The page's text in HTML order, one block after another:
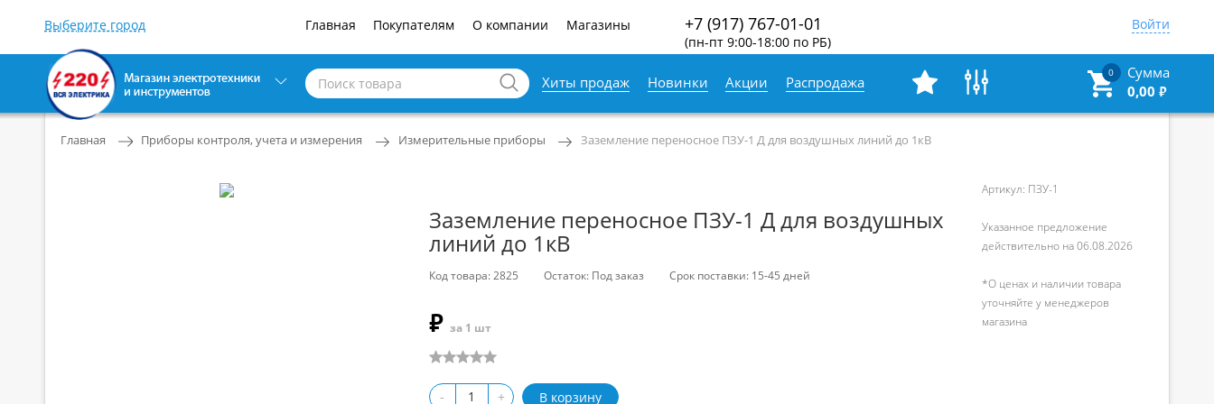
Главная Покупателям О компании Магазины +7 (917) 767-01-01
(пн-пт 9:00-18:00 по РБ)
Войти
Хиты продаж Новинки Акции Распродажа
Сумма
0
0,00 ₽
Главная Приборы контроля, учета и измерения Измерительные приборы Заземление переносное ПЗУ-1 Д для воздушных линий до 1кВ
Заземление переносное ПЗУ-1 Д для воздушных
линий до 1кВ
Код товара: 2825 Остаток: Под заказ Срок поставки: 15-45 дней
₽ за 1 шт
- + В корзину
Артикул: ПЗУ-1
Указанное предложение
действительно на 06.08.2026
*О ценах и наличии товара
уточняйте у менеджеров
магазина